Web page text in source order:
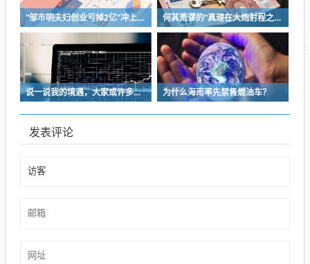
“邹市明夫妇创业亏掉2亿”冲上热搜！妻子冉莹颖自曝多个项目关停，不得不卖房偿债！ 何其荒谬的“真理在大炮射程之内”
说一说我的境遇，大家或许多少能对于长沙这座城的人事物有些体会 为什么海南率先禁售燃油车？
发表评论